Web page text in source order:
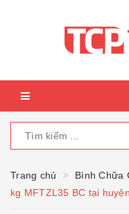
Trang chủ Bình Chữa
kg MFTZL35 BC tại